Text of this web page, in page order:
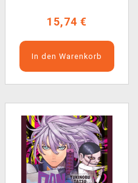
15,74 €
In den Warenkorb